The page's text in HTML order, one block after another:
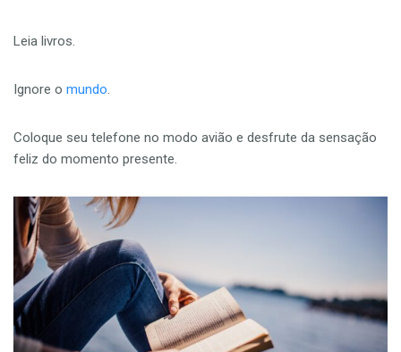
Leia livros.
Ignore o mundo.
Coloque seu telefone no modo avião e desfrute da sensação
feliz do momento presente.